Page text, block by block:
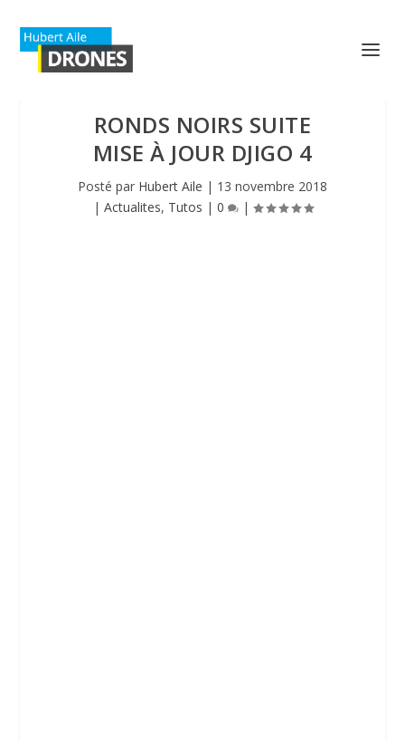
RONDS NOIRS SUITE
MISE À JOUR DJIGO 4
Posté par Hubert Aile | 13 novembre 2018
| Actualites, Tutos | 0 |